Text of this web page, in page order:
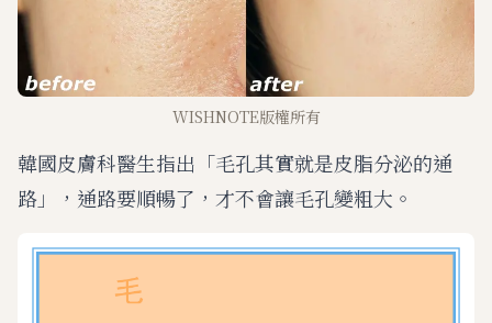
WISHNOTE版權所有
韓國皮膚科醫生指出「毛孔其實就是皮脂分泌的通
路」，通路要順暢了，才不會讓毛孔變粗大。